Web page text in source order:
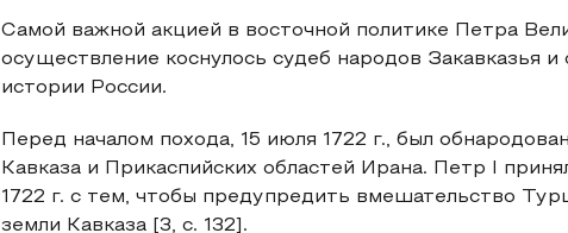
Самой важной акцией в восточной политике Петра
осуществление коснулось судеб народов Закавказья и
истории России.
Перед началом похода, 15 июля 1722 г., был
Кавказа и Прикаспийских областей Ирана. Петр I
1722 г. с тем, чтобы предупредить вмешательство
земли Кавказа [3, с. 132].